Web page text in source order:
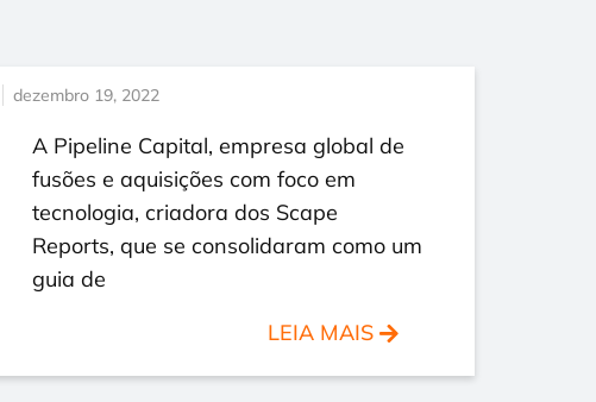
dezembro 19, 2022
A Pipeline Capital, empresa global de
fusões e aquisições com foco em
tecnologia, criadora dos Scape
Reports, que se consolidaram como um
guia de
LEIA MAIS